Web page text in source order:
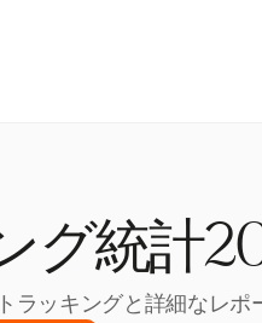
グ統計
ッキングと詳細なレポ